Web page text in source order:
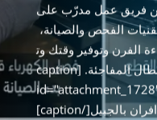
من فريق عمل مدرّب على
الفحص والصيانة،
الفرن وتوفير وقتك وت
قليل الأعطال المفاجئة. [caption
width="762"] شركة صيانة افران بالجبيل[/caption]